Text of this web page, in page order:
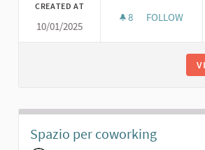
CREATED AT
10/01/2025
8 8 FOLLOWERS
FOLLOW
Spazio per coworking